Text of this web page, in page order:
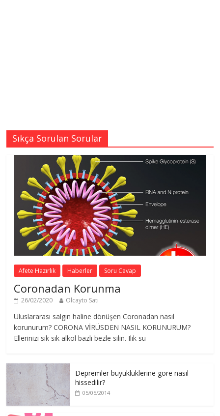
Sıkça Sorulan Sorular
Afete Hazırlık Haberler Soru Cevap
Coronadan Korunma
26/02/2020 Olcayto Satı
Uluslararası salgın haline dönüşen Coronadan nasıl
korunurum? CORONA VİRÜSDEN NASIL KORUNURUM?
Ellerinizi sık sık alkol bazlı bezle silin. Ilık su
Depremler büyüklüklerine göre nasıl
hissedilir?
05/05/2014